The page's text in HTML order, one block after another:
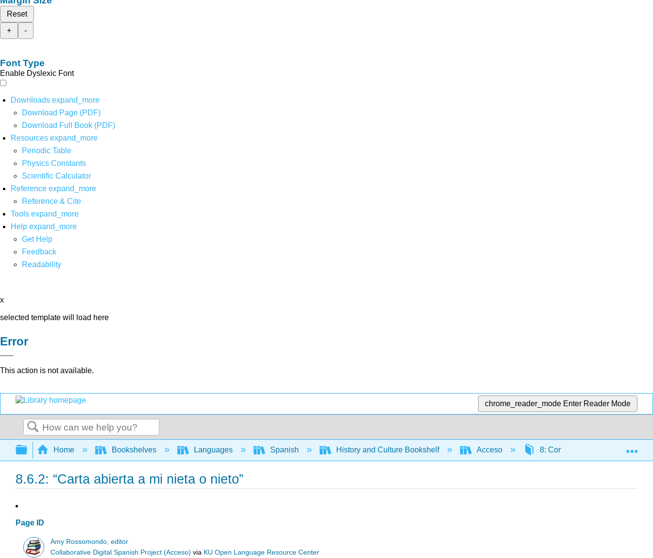
Reset
+
-
Font Type
Enable Dyslexic Font
Downloads expand_more
Download Page (PDF)
Download Full Book (PDF)
Resources expand_more
Periodic Table
Physics Constants
Scientific Calculator
Reference expand_more
Reference & Cite
Tools expand_more
Help expand_more
Get Help
Feedback
Readability
x
selected template will load here
Error
This action is not available.
chrome_reader_mode Enter Reader Mode
Search
Expand/collapse global hierarchy
Home Bookshelves Languages Spanish History and Culture Bookshelf Acceso 8: Cono Sur 8.6: Un
8.6.2: “Carta abierta a mi nieta o nieto”
Page ID
Amy Rossomondo, editor
Collaborative Digital Spanish Project (Acceso) via KU Open Language Resource Center